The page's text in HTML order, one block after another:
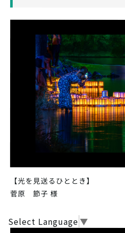
【光を見送るひととき】
菅原 節子 様
Select Language▼